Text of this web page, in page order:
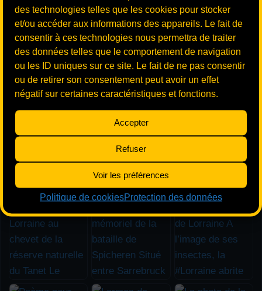
des technologies telles que les cookies pour stocker
et/ou accéder aux informations des appareils. Le fait de
consentir à ces technologies nous permettra de traiter
des données telles que le comportement de navigation
ou les ID uniques sur ce site. Le fait de ne pas consentir
ou de retirer son consentement peut avoir un effet
négatif sur certaines caractéristiques et fonctions.
Accepter
Refuser
Voir les préférences
Politique de cookiesProtection des données
Suivez-nous sur Instagram